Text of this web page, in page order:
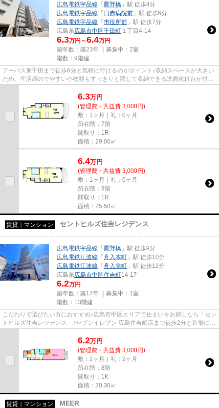
広島電鉄宇品線 「 鷹野橋 」駅 徒歩4分
広島電鉄宇品線 「 日赤病院前 」駅 徒歩6分
広島電鉄宇品線 「 市役所前 」駅 徒歩7分
広島県広島市中区千田町 １丁目4-14
6.3万円～6.4万円
築年数：築23年 ｜募集中： 2室
階数：9階建
アーバス東千田まで徒歩6分と気軽に行けるのがポイント♪収納スペースが大きい
ため、生活感のでやすい小物類もすっきりと隠して収納できる洗面化粧台が付い
6.3万円
(管理費・共益費 3,000円)
敷：1ヶ月｜礼：0ヶ月
所在階：7階
間取り：1R
面積：29.00㎡
6.4万円
(管理費・共益費 3,000円)
敷：1ヶ月｜礼：0ヶ月
所在階：9階
間取り：1R
面積：25.50㎡
賃貸｜マンション セントヒルズ住吉レジデンス
広島電鉄宇品線 「 鷹野橋 」駅 徒歩9分
広島電鉄江波線 「 舟入本町 」駅 徒歩10分
広島電鉄江波線 「 舟入幸町 」駅 徒歩12分
広島県広島市中区住吉町14-17
6.2万円
築年数：築17年 ｜募集中： 1室
階数：13階建
こだわりで選びたい方におすすめ♪広島市中区エリアで住まいをお探しなら「セン
トヒルズ住吉レジデンス」♪セブンイレブン 広島住吉町店まで徒歩2分と近場にコ
6.2万円
(管理費・共益費 3,000円)
敷：2ヶ月｜礼：2ヶ月
所在階：8階
間取り：1K
面積：30.30㎡
賃貸｜マンション MEER